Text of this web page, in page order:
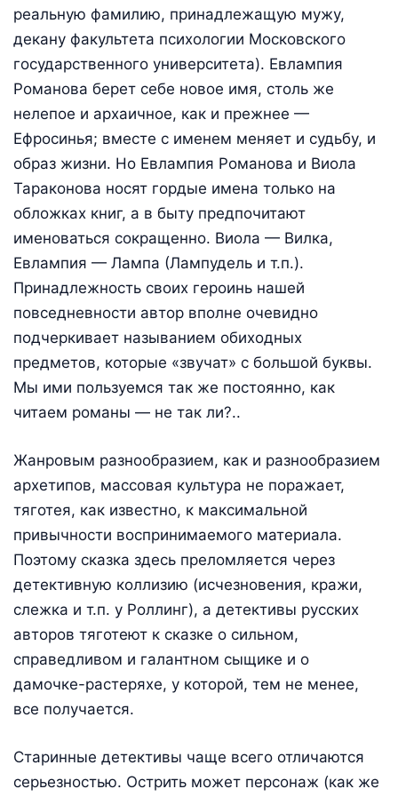
реальную фамилию, принадлежащую мужу,
декану факультета психологии Московского
государственного университета). Евлампия
Романова берет себе новое имя, столь же
нелепое и архаичное, как и прежнее —
Ефросинья; вместе с именем меняет и судьбу, и
образ жизни. Но Евлампия Романова и Виола
Тараконова носят гордые имена только на
обложках книг, а в быту предпочитают
именоваться сокращенно. Виола — Вилка,
Евлампия — Лампа (Лампудель и т.п.).
Принадлежность своих героинь нашей
повседневности автор вполне очевидно
подчеркивает называнием обиходных
предметов, которые «звучат» с большой буквы.
Мы ими пользуемся так же постоянно, как
читаем романы — не так ли?..
Жанровым разнообразием, как и разнообразием
архетипов, массовая культура не поражает,
тяготея, как известно, к максимальной
привычности воспринимаемого материала.
Поэтому сказка здесь преломляется через
детективную коллизию (исчезновения, кражи,
слежка и т.п. у Роллинг), а детективы русских
авторов тяготеют к сказке о сильном,
справедливом и галантном сыщике и о
дамочке-растеряхе, у которой, тем не менее,
все получается.
Старинные детективы чаще всего отличаются
серьезностью. Острить может персонаж (как же